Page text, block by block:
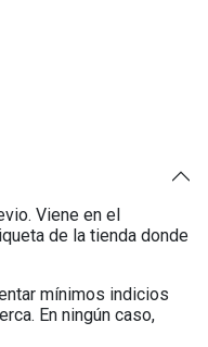
Viene en el
de la tienda donde
mínimos indicios
En ningún caso,